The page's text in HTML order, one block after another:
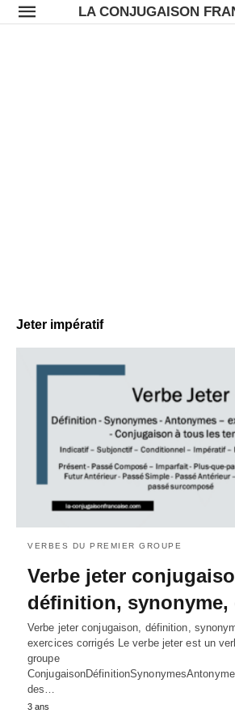
LA CONJUGAISON
Jeter impératif
VERBES DU PREMIER GROUPE
Verbe jeter
définition, synonyme,
Verbe jeter conjugaison, définition,
exercices corrigés Le verbe jeter est un
groupe
des…
3 ans